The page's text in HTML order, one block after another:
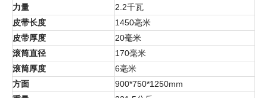
力量
2.2千瓦
皮带长度
1450毫米
皮带厚度
20毫米
滚筒直径
170毫米
滚筒厚度
6毫米
方面
900*750*1250mm